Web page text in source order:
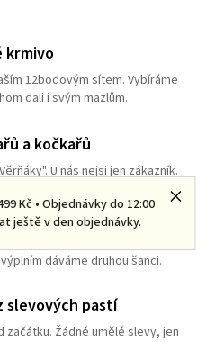
Kč • Objednávky do 12:00
ještě v den objednávky.
krmivo
12bodovým sítem. Vybíráme
dali i svým mazlům.
a kočkařů
U nás nejsi jen zákazník.
dáváme druhou šanci.
slevových pastí
začátku. Žádné umělé slevy, jen